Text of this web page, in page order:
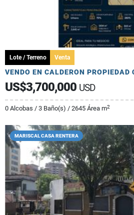
Lote / Terreno Venta
US$3,700,000 USD
0 Alcobas / 3 Baño(s) / 2645 Área m2
MARISCAL CASA RENTERA